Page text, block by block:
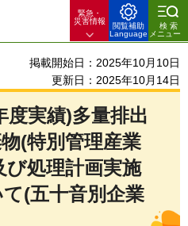
緊急・
災害情報
閲覧補助
Language
検索
メニュー
掲載開始日：2025年10月10日
更新日：2025年10月14日
度実績)多量排出
(特別管理産業
び処理計画実施
(五十音別企業